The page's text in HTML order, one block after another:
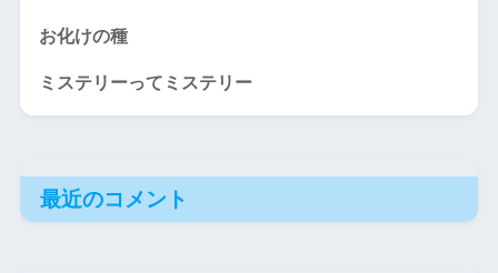
お化けの種
ミステリーってミステリー
最近のコメント